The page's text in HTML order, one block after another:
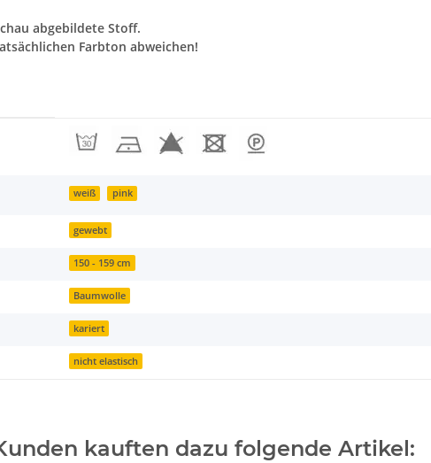
abgebildete Stoff.
Farbton abweichen!
weiß pink
gewebt
150 - 159 cm
Baumwolle
kariert
nicht elastisch
kauften dazu folgende Artikel: